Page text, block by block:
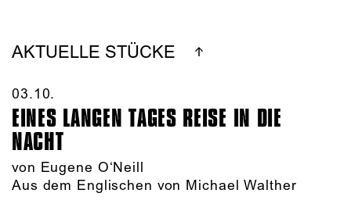
AKTUELLE STÜCKE
03.10.​
EINES LANGEN TAGES REISE IN DIE
NACHT
von Eugene O‘Neill
Aus dem Englischen von Michael Walther